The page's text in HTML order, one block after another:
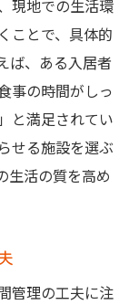
現地での生活環
ことで、具体的
ば、ある入居者
事の時間がしっ
と満足されてい
せる施設を選ぶ
生活の質を高め
管理の工夫に注